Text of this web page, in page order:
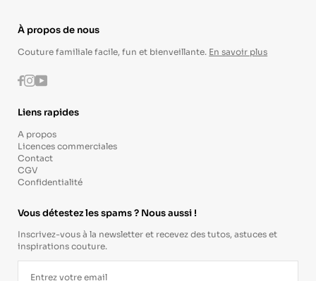
À propos de nous
Couture familiale facile, fun et bienveillante. En savoir plus
Facebook
Instagram
Youtube
Liens rapides
A propos
Licences commerciales
Contact
CGV
Confidentialité
Vous détestez les spams ? Nous aussi !
Inscrivez-vous à la newsletter et recevez des tutos, astuces et
inspirations couture.